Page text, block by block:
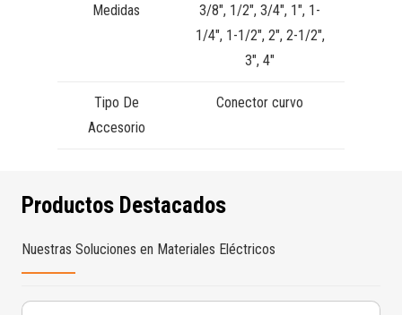
Medidas
3/8″, 1/2″, 3/4″, 1″, 1-
1/4″, 1-1/2″, 2″, 2-1/2″,
3″, 4″
Tipo De
Accesorio
Conector curvo
Productos Destacados
Nuestras Soluciones en Materiales Eléctricos